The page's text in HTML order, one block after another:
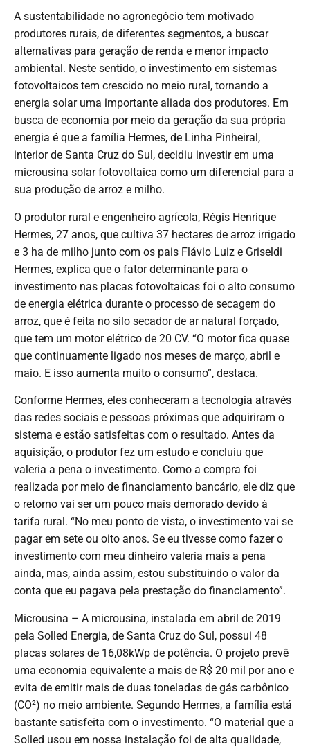
A sustentabilidade no agronegócio tem motivado
produtores rurais, de diferentes segmentos, a buscar
alternativas para geração de renda e menor impacto
ambiental. Neste sentido, o investimento em sistemas
fotovoltaicos tem crescido no meio rural, tornando a
energia solar uma importante aliada dos produtores. Em
busca de economia por meio da geração da sua própria
energia é que a família Hermes, de Linha Pinheiral,
interior de Santa Cruz do Sul, decidiu investir em uma
microusina solar fotovoltaica como um diferencial para a
sua produção de arroz e milho.
O produtor rural e engenheiro agrícola, Régis Henrique
Hermes, 27 anos, que cultiva 37 hectares de arroz irrigado
e 3 ha de milho junto com os pais Flávio Luiz e Griseldi
Hermes, explica que o fator determinante para o
investimento nas placas fotovoltaicas foi o alto consumo
de energia elétrica durante o processo de secagem do
arroz, que é feita no silo secador de ar natural forçado,
que tem um motor elétrico de 20 CV. “O motor fica quase
que continuamente ligado nos meses de março, abril e
maio. E isso aumenta muito o consumo”, destaca.
Conforme Hermes, eles conheceram a tecnologia através
das redes sociais e pessoas próximas que adquiriram o
sistema e estão satisfeitas com o resultado. Antes da
aquisição, o produtor fez um estudo e concluiu que
valeria a pena o investimento. Como a compra foi
realizada por meio de financiamento bancário, ele diz que
o retorno vai ser um pouco mais demorado devido à
tarifa rural. “No meu ponto de vista, o investimento vai se
pagar em sete ou oito anos. Se eu tivesse como fazer o
investimento com meu dinheiro valeria mais a pena
ainda, mas, ainda assim, estou substituindo o valor da
conta que eu pagava pela prestação do financiamento”.
Microusina – A microusina, instalada em abril de 2019
pela Solled Energia, de Santa Cruz do Sul, possui 48
placas solares de 16,08kWp de potência. O projeto prevê
uma economia equivalente a mais de R$ 20 mil por ano e
evita de emitir mais de duas toneladas de gás carbônico
(CO²) no meio ambiente. Segundo Hermes, a família está
bastante satisfeita com o investimento. “O material que a
Solled usou em nossa instalação foi de alta qualidade,